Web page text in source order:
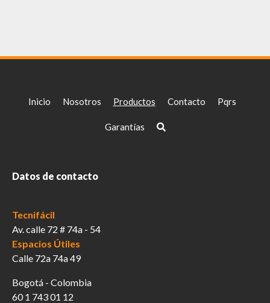
Inicio Nosotros Productos Contacto Pqrs
Garantías
Datos de contacto
Tecnifácil
Av. calle 72 # 74a - 54
Espacios Útiles
Calle 72a 74a 49
Bogotá - Colombia
60 1 743 01 12